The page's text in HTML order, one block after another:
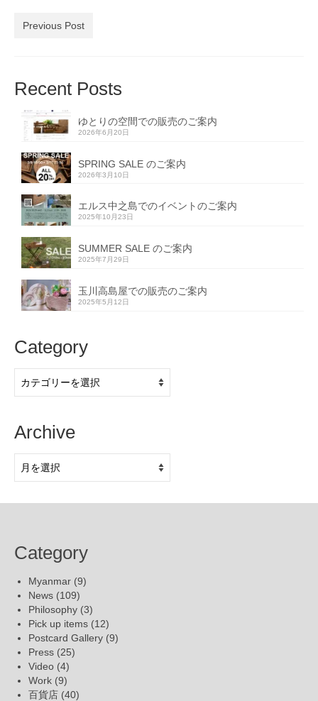
Previous Post
Recent Posts
ゆとりの空間での販売のご案内
2026年6月20日
SPRING SALE のご案内
2026年3月10日
エルス中之島でのイベントのご案内
2025年10月23日
SUMMER SALE のご案内
2025年7月29日
玉川高島屋での販売のご案内
2025年5月12日
Category
Archive
Category
Myanmar (9)
News (109)
Philosophy (3)
Pick up items (12)
Postcard Gallery (9)
Press (25)
Video (4)
Work (9)
百貨店 (40)